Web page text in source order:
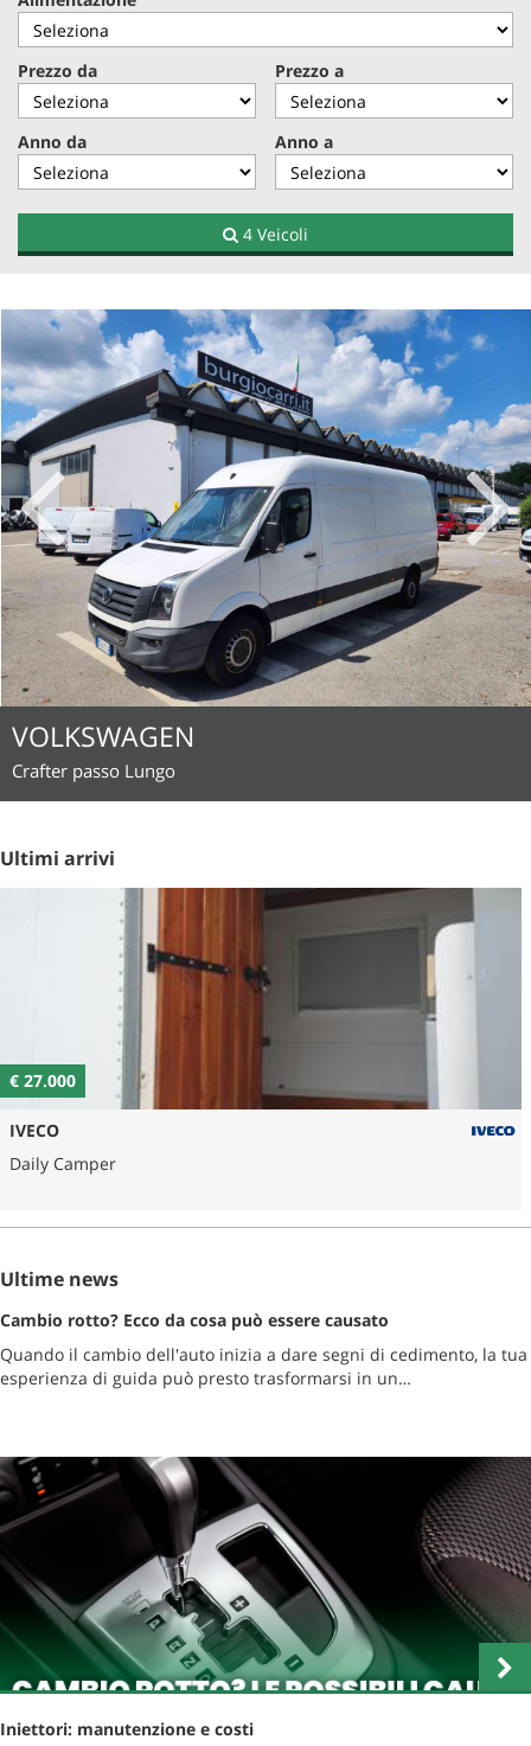
Prezzo da Prezzo a
Anno da Anno a
4 Veicoli
VOLKSWAGEN
Crafter passo Lungo
Ultimi arrivi
€ 27.000
IVECO
Daily Camper
Ultime news
Cambio rotto? Ecco da cosa può essere causato
Quando il cambio dell'auto inizia a dare segni di cedimento, la tua
esperienza di guida può presto trasformarsi in un…
Iniettori: manutenzione e costi